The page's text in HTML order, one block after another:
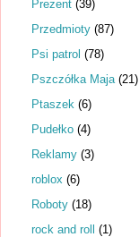
Prezent (39)
Przedmioty (87)
Psi patrol (78)
Pszczółka Maja (21)
Ptaszek (6)
Pudełko (4)
Reklamy (3)
roblox (6)
Roboty (18)
rock and roll (1)